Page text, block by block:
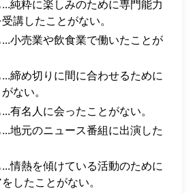
純粋に楽しみのために専門能力
講したことがない。
小売業や飲食業で働いたことが
締め切りに間に合わせるために
ない。
有名人に会ったことがない。
地元のニュース番組に出演した
情熱を傾けている活動のために
したことがない。